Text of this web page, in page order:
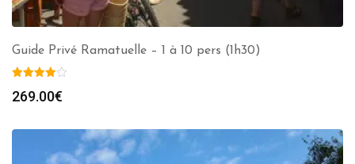
Guide Privé Ramatuelle – 1 à 10 pers (1h30)
269.00€